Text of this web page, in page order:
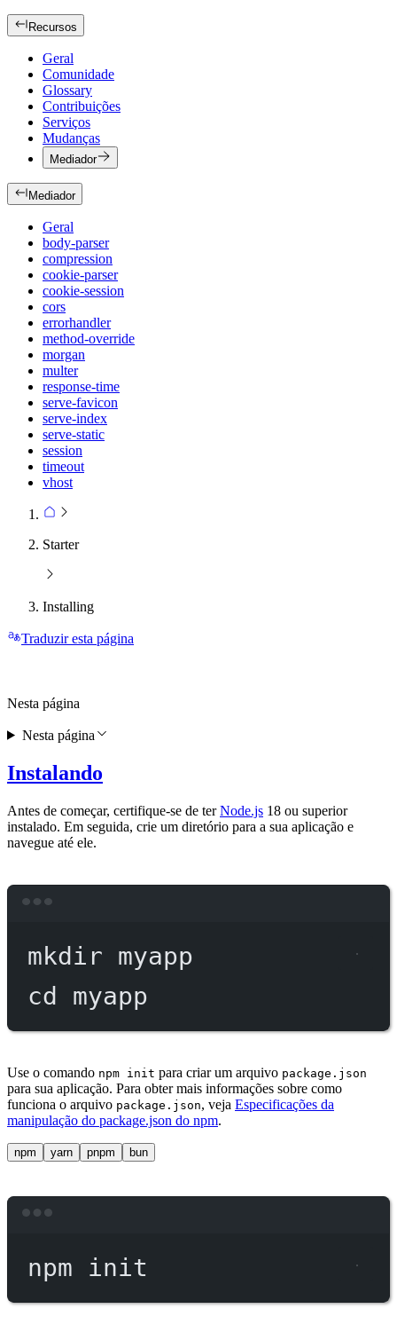
Recursos
Geral
Comunidade
Glossary
Contribuições
Serviços
Mudanças
Mediador
Mediador
Geral
body-parser
compression
cookie-parser
cookie-session
cors
errorhandler
method-override
morgan
multer
response-time
serve-favicon
serve-index
serve-static
session
timeout
vhost
Starter
Installing
Traduzir esta página
Instalando
Antes de começar, certifique-se de terNode.js 18 ou superior
instalado. Em seguida, crie um diretório para a sua aplicação e
navegue até ele.
mkdir myapp
cd
myapp
Use o comando npm init para criar um arquivo package.json
para sua aplicação. Para obter mais informações sobre como
funciona o arquivo package.json, veja Especificações da
manipulação do package.json do npm.
npm yarn pnpm bun
npm init
Nesta página
Nesta página